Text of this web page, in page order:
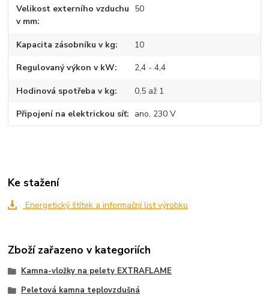
Velikost externího vzduchu
v mm
50
Kapacita zásobníku v kg 10
Regulovaný výkon v kW 2,4 - 4,4
Hodinová spotřeba v kg 0,5 až 1
Připojení na elektrickou síť ano, 230 V
Ke stažení
Energetický štítek a informační list výrobku
Zboží zařazeno v kategoriích
Kamna-vložky na pelety EXTRAFLAME
Peletová kamna teplovzdušná